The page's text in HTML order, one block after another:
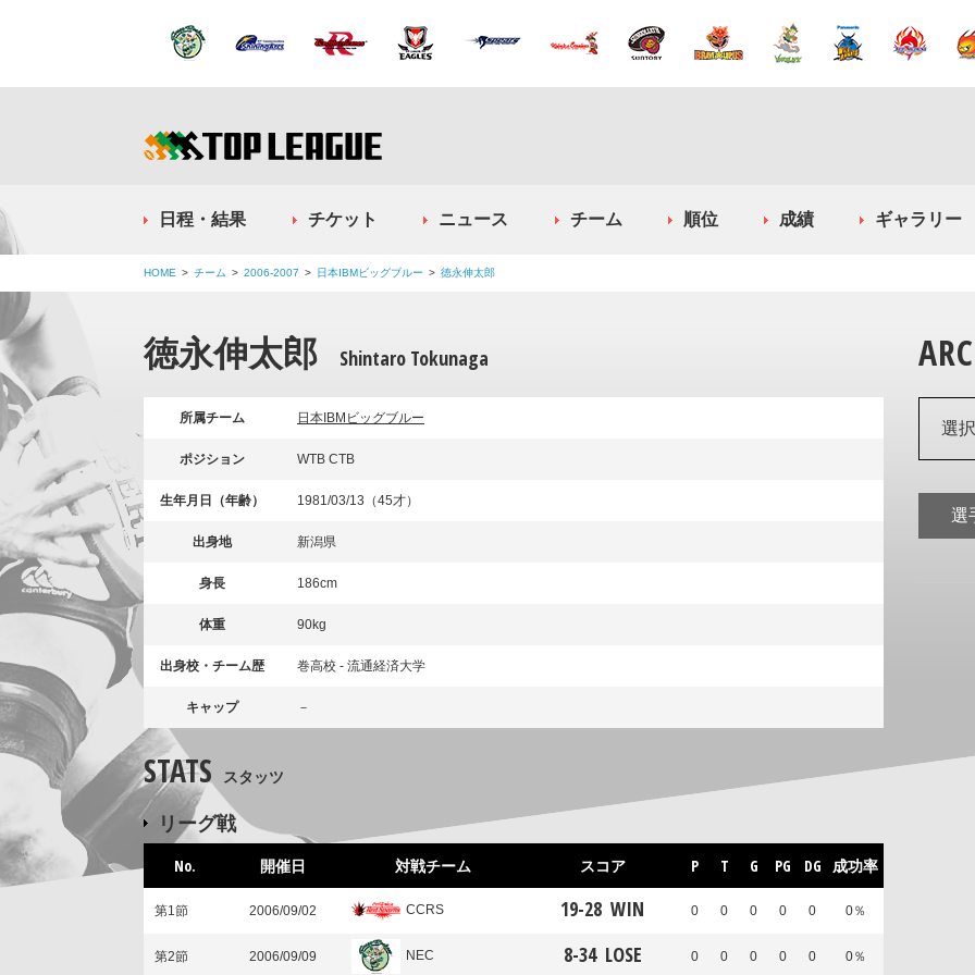
日程・結果 チケット ニュース チーム 順位 成績 ギャラリー
HOME チーム 2006-2007 日本IBMビッグブルー 徳永伸太郎
徳永伸太郎 Shintaro Tokunaga
所属チーム 日本IBMビッグブルー
ポジション WTB CTB
生年月日（年齢） 1981/03/13（45才）
出身地 新潟県
身長 186cm
体重 90kg
出身校・チーム歴 巻高校 - 流通経済大学
キャップ －
STATS スタッツ
リーグ戦
No. 開催日 対戦チーム スコア P T G PG DG 成功率
第1節 2006/09/02 CCRS 19-28 WIN 0 0 0 0 0 0％
第2節 2006/09/09 NEC 8-34 LOSE 0 0 0 0 0 0％
選
選